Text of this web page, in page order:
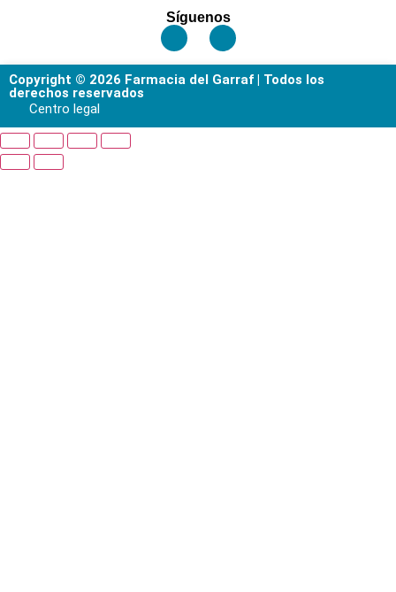
Síguenos
Copyright © 2026 Farmacia del Garraf | Todos los
derechos reservados
Centro legal